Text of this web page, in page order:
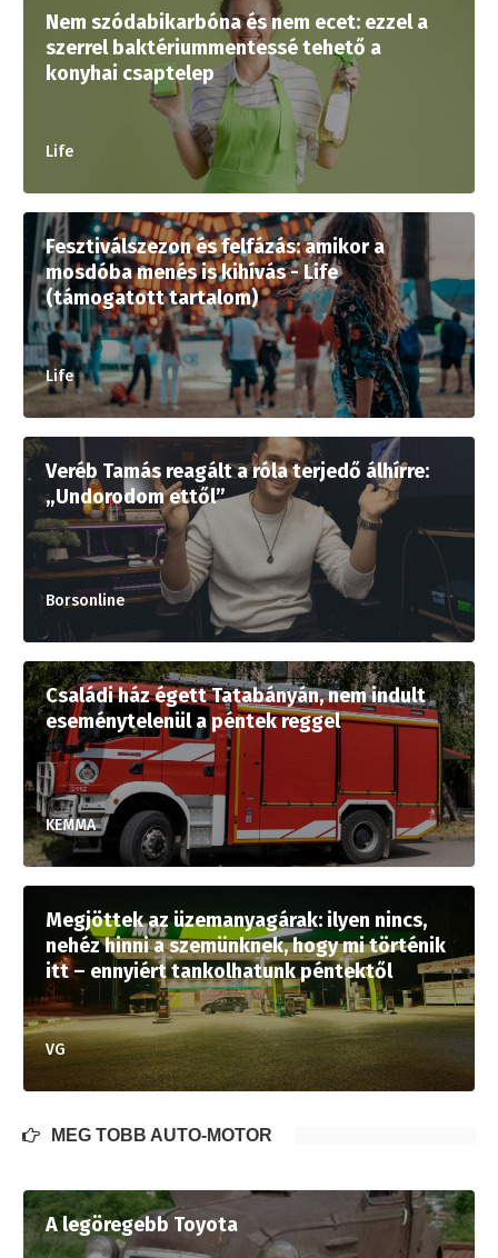
Nem szódabikarbóna és nem ecet: ezzel a
szerrel baktériummentessé tehető a
konyhai csaptelep
Life
Fesztiválszezon és felfázás: amikor a
mosdóba menés is kihívás - Life
(támogatott tartalom)
Life
Veréb Tamás reagált a róla terjedő álhírre:
„Undorodom ettől”
Borsonline
Családi ház égett Tatabányán, nem indult
eseménytelenül a péntek reggel
KEMMA
Megjöttek az üzemanyagárak: ilyen nincs,
nehéz hinni a szemünknek, hogy mi történik
itt – ennyiért tankolhatunk péntektől
VG
MÉG TÖBB AUTÓ-MOTOR
A legöregebb Toyota